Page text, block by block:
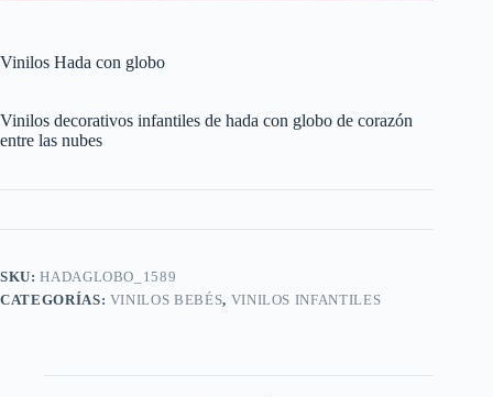
Vinilos Hada con globo
Vinilos decorativos infantiles de hada con globo de corazón
entre las nubes
SKU:HADAGLOBO_1589
CATEGORÍAS: VINILOS BEBÉS, VINILOS INFANTILES